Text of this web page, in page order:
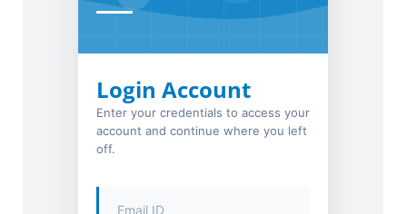
Login Account
Enter your credentials to access your
account and continue where you left
off.